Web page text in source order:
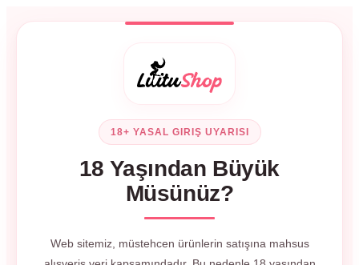
18+ YASAL GIRIŞ UYARISI
18 Yaşından Büyük
Müsünüz?
Web sitemiz, müstehcen ürünlerin satışına mahsus